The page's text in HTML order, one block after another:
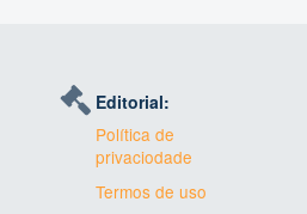
Editorial:
Política de
privaciodade
Termos de uso